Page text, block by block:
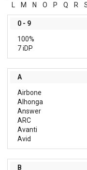
L
M N O P Q R
0 - 9
100%
7 iDP
A
Airbone
Alhonga
Answer
ARC
Avanti
Avid
B